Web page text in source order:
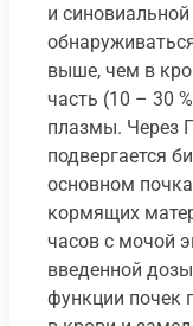
и
выше, чем в
часть (10 – 30
плазмы. Через
подвергается
основном
кормящих
часов с мочой
введенной
функции почек